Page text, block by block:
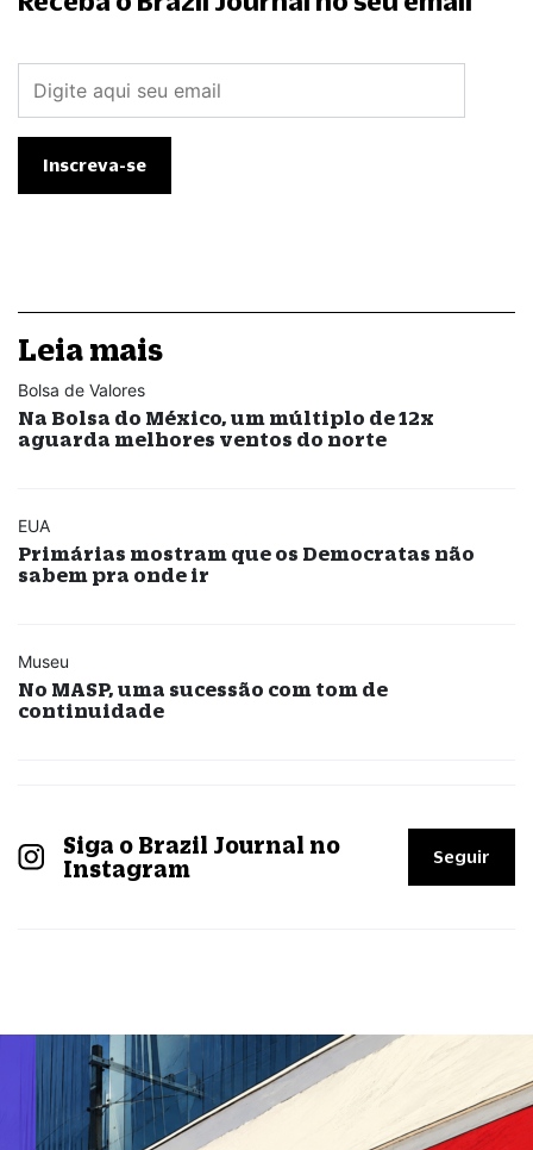
Leia mais
Bolsa de Valores
Na Bolsa do México, um múltiplo de 12x
aguarda melhores ventos do norte
EUA
Primárias mostram que os Democratas não
sabem pra onde ir
Museu
No MASP, uma sucessão com tom de
continuidade
Siga o Brazil Journal no
Instagram
Seguir